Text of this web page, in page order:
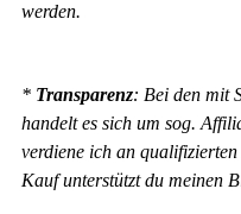
werden.
* Transparenz: Bei den mit
handelt es sich um sog.
verdiene ich an qualifizierten
Kauf unterstützt du meinen